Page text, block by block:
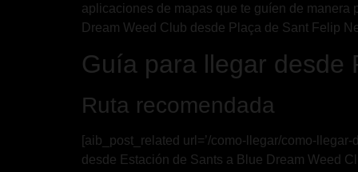
aplicaciones de mapas que te guíen de
Dream Weed Club desde Plaça de Sant Felip
Guía para llegar desde
Ruta recomendada
[aib_post_related url=’/como-llegar/como-
desde Estación de Sants a Blue Dream Weed